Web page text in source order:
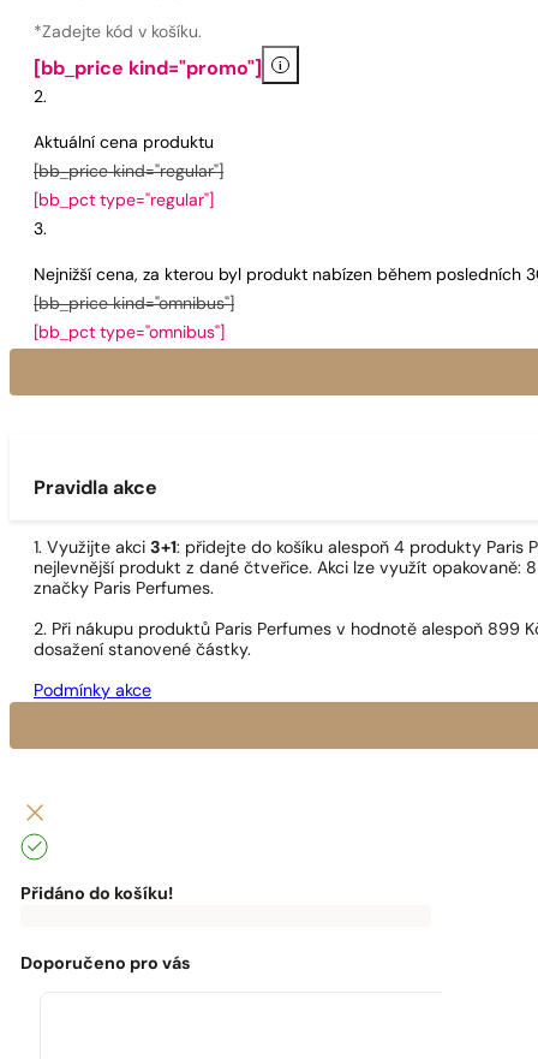
*Zadejte kód v košíku.
[bb_price kind="promo"] i
Aktuální cena produktu
[bb_price kind="regular"]
[bb_pct type="regular"]
Nejnižší cena, za kterou byl produkt nabízen během posledních
[bb_price kind="omnibus"]
[bb_pct type="omnibus"]
Pravidla akce
1. Využijte akci 3+1: přidejte do košíku alespoň 4 produkty
nejlevnější produkt z dané čtveřice. Akci lze využít opakovaně:
značky Paris Perfumes.
2. Při nákupu produktů Paris Perfumes v hodnotě alespoň
dosažení stanovené částky.
Podmínky akce
Přidáno do košíku!
zdarma
chybí:
Doporučeno pro vás